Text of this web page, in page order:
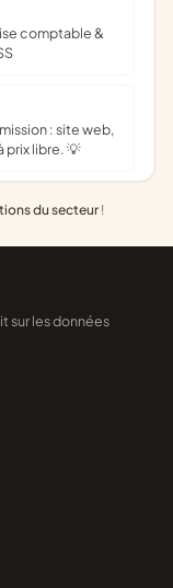
prix libre. 💡
du secteur !